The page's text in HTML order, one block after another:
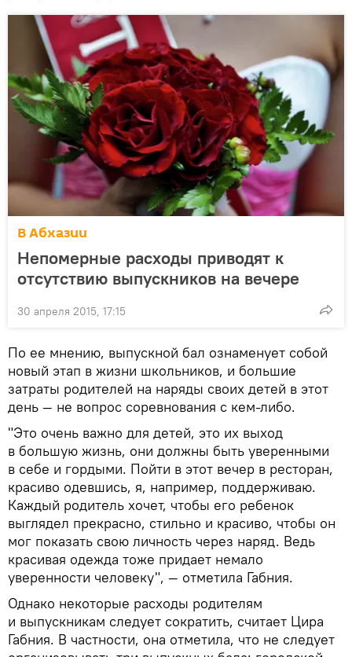
В Абхазии
Непомерные расходы приводят к
отсутствию выпускников на вечере
30 апреля 2015, 17:15
По ее мнению, выпускной бал ознаменует собой
новый этап в жизни школьников, и большие
затраты родителей на наряды своих детей в этот
день — не вопрос соревнования с кем-либо.
"Это очень важно для детей, это их выход
в большую жизнь, они должны быть уверенными
в себе и гордыми. Пойти в этот вечер в ресторан,
красиво одевшись, я, например, поддерживаю.
Каждый родитель хочет, чтобы его ребенок
выглядел прекрасно, стильно и красиво, чтобы он
мог показать свою личность через наряд. Ведь
красивая одежда тоже придает немало
уверенности человеку", — отметила Габния.
Однако некоторые расходы родителям
и выпускникам следует сократить, считает Цира
Габния. В частности, она отметила, что не следует